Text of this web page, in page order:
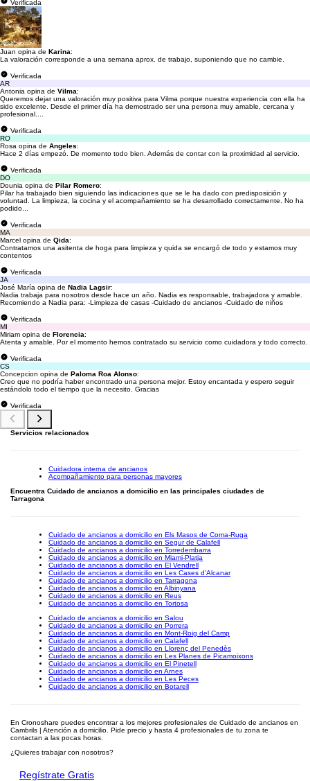
Verificada
Juan opina de Karina:
La valoración corresponde a una semana aprox. de trabajo, suponiendo que no cambie.
Verificada
AR
Antonia opina de Vilma:
Queremos dejar una valoración muy positiva para Vilma porque nuestra experiencia con ella ha
sido excelente. Desde el primer día ha demostrado ser una persona muy amable, cercana y
profesional....
Verificada
RO
Rosa opina de Angeles:
Hace 2 días empezó. De momento todo bien. Además de contar con la proximidad al servicio.
Verificada
DO
Dounia opina de Pilar Romero:
Pilar ha trabajado bien siguiendo las indicaciones que se le ha dado con predisposición y
voluntad. La limpieza, la cocina y el acompañamiento se ha desarrollado correctamente. No ha
podido...
Verificada
MA
Marcel opina de Qida:
Contratamos una asitenta de hoga para limpieza y quida se encargó de todo y estamos muy
contentos
Verificada
JA
José María opina de Nadia Lagsir:
Nadia trabaja para nosotros desde hace un año. Nadia es responsable, trabajadora y amable.
Recomiendo a Nadia para: -Limpieza de casas -Cuidado de ancianos -Cuidado de niños
Verificada
MI
Miriam opina de Florencia:
Atenta y amable. Por el momento hemos contratado su servicio como cuidadora y todo correcto.
Verificada
CS
Concepcion opina de Paloma Roa Alonso:
Creo que no podría haber encontrado una persona mejor. Estoy encantada y espero seguir
estándolo todo el tiempo que la necesito. Gracias
Verificada
Servicios relacionados
Cuidadora interna de ancianos
Acompañamiento para personas mayores
Encuentra Cuidado de ancianos a domicilio en las principales ciudades de
Tarragona
Cuidado de ancianos a domicilio en Els Masos de Coma-Ruga
Cuidado de ancianos a domicilio en Segur de Calafell
Cuidado de ancianos a domicilio en Torredembarra
Cuidado de ancianos a domicilio en Miami-Platja
Cuidado de ancianos a domicilio en El Vendrell
Cuidado de ancianos a domicilio en Les Cases d'Alcanar
Cuidado de ancianos a domicilio en Tarragona
Cuidado de ancianos a domicilio en Albinyana
Cuidado de ancianos a domicilio en Reus
Cuidado de ancianos a domicilio en Tortosa
Cuidado de ancianos a domicilio en Salou
Cuidado de ancianos a domicilio en Porrera
Cuidado de ancianos a domicilio en Mont-Roig del Camp
Cuidado de ancianos a domicilio en Calafell
Cuidado de ancianos a domicilio en Llorenç del Penedès
Cuidado de ancianos a domicilio en Les Planes de Picamoixons
Cuidado de ancianos a domicilio en El Pinetell
Cuidado de ancianos a domicilio en Arnes
Cuidado de ancianos a domicilio en Les Peces
Cuidado de ancianos a domicilio en Botarell
En Cronoshare puedes encontrar a los mejores profesionales de Cuidado de ancianos en
Cambrils | Atención a domicilio. Pide precio y hasta 4 profesionales de tu zona te
contactan a las pocas horas.
¿Quieres trabajar con nosotros?
Regístrate Gratis